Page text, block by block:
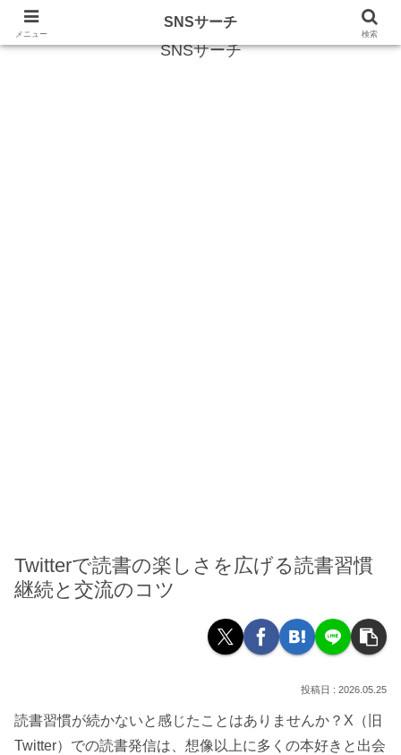
SNSサーチ
Twitterで読書の楽しさを広げる読書習慣
継続と交流のコツ
2026.05.25
読書習慣が続かないと感じたことはありませんか？X（旧
Twitter）での読書発信は、想像以上に多くの本好きと出会
メニュー
SNSサーチ
検索